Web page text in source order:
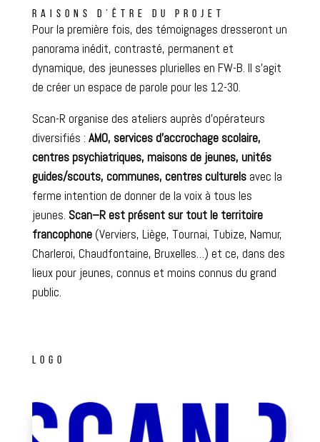
RAISONS D’ÊTRE DU PROJET
Pour la première fois, des témoignages dresseront un
panorama inédit, contrasté, permanent et
dynamique, des jeunesses plurielles en FW-B. Il s’agit
de créer un espace de parole pour les 12-30.
Scan-R organise des ateliers auprès d’opérateurs
diversifiés : AMO, services d’accrochage scolaire,
centres psychiatriques, maisons de jeunes, unités
guides/scouts, communes, centres culturelsavec la
ferme intention de donner de la voix à tous les
jeunes. Scan–Rest présent sur tout le territoire
francophone (Verviers, Liège, Tournai, Tubize, Namur,
Charleroi, Chaudfontaine, Bruxelles…) et ce, dans des
lieux pour jeunes, connus et moins connus du grand
public.
LOGO